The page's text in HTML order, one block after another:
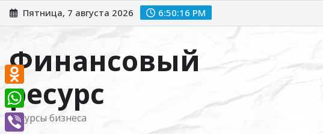
Перейти
к
Пятница, 7 августа 2026 6:50:17 PM
Финансовый
ресурс
Ресурсы бизнеса
Odnoklassniki
WhatsApp